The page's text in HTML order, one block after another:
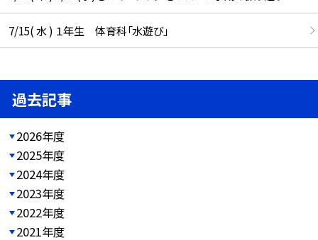
7/15( 水 ) １年生 体育科「水遊び」
過去記事
2026年度
2025年度
2024年度
2023年度
2022年度
2021年度